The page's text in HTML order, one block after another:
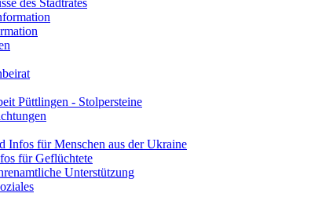
Püttlingen - Stolpersteine
Infos für Menschen aus der Ukraine
für Geflüchtete
Unterstützung